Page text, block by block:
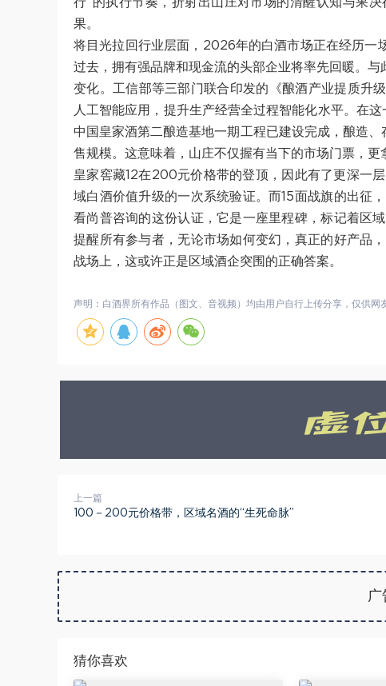
果。
将目光拉回行业层面，2026年的白酒市场正在经历一
过去，拥有强品牌和现金流的头部企业将率先回暖。
变化。工信部等三部门联合印发的《酿酒产业提质
人工智能应用，提升生产经营全过程智能化水平。在
中国皇家酒第二酿造基地一期工程已建设完成，酿造
售规模。这意味着，山庄不仅握有当下的市场门票，更
皇家窖藏12在200元价格带的登顶，因此有了更深一
域白酒价值升级的一次系统验证。而15面战旗的出征
看尚普咨询的这份认证，它是一座里程碑，标记着区
提醒所有参与者，无论市场如何变幻，真正的好产品
战场上，这或许正是区域酒企突围的正确答案。
声明：白酒界所有作品（图文、音视频）均由用户自行上传分享，仅供
上一篇
100－200元价格带，区域名酒的“生死命脉”
广
猜你喜欢